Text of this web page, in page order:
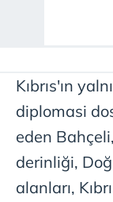
Kıbrıs'ın
diplomasi
eden
derinliği,
alanları,